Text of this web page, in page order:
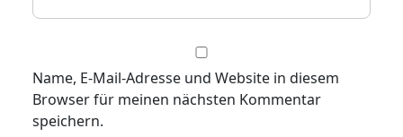
Name, E-Mail-Adresse und Website in diesem
Browser für meinen nächsten Kommentar
speichern.